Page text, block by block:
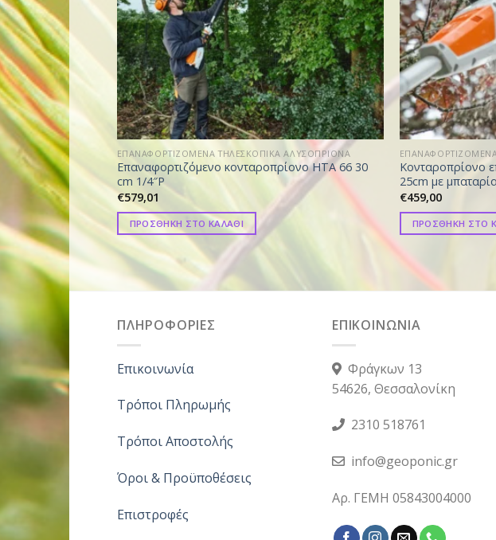
ΕΠΑΝΑΦΟΡΤΙΖΟΜΕΝΑ ΤΗΛΕΣΚΟΠΙΚΑ ΑΛΥΣΟΠΡΙΟΝΑ
Επαναφορτιζόμενο κονταροπρίονο HTA 66 30
cm 1/4″P
€579,01
ΠΡΟΣΘΗΚΗ ΣΤΟ ΚΑΛΑΘΙ
Κονταροπρίονο
25cm με
€459,00
ΠΡΟΣΘΗΚΗ ΣΤΟ
ΠΛΗΡΟΦΟΡΙΕΣ
Επικοινωνία
Τρόποι Πληρωμής
Τρόποι Αποστολής
Όροι & Προϋποθέσεις
Επιστροφές
ΕΠΙΚΟΙΝΩΝΙΑ
Φράγκων 13
54626, Θεσσαλονίκη
2310 518761
info@geoponic.gr
Αρ. ΓΕΜΗ 05843004000